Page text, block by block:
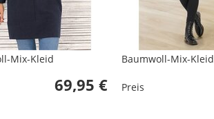
Mix-Kleid
69,95 €
Baumwoll-Mix-Kleid
Preis